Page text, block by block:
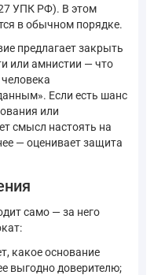
УПК РФ). В этом
в обычном порядке.
предлагает закрыть
или амнистии — что
Если есть шанс
или
смысл настоять на
— оценивает защита
само — за него
какое основание
выгодно доверителю;